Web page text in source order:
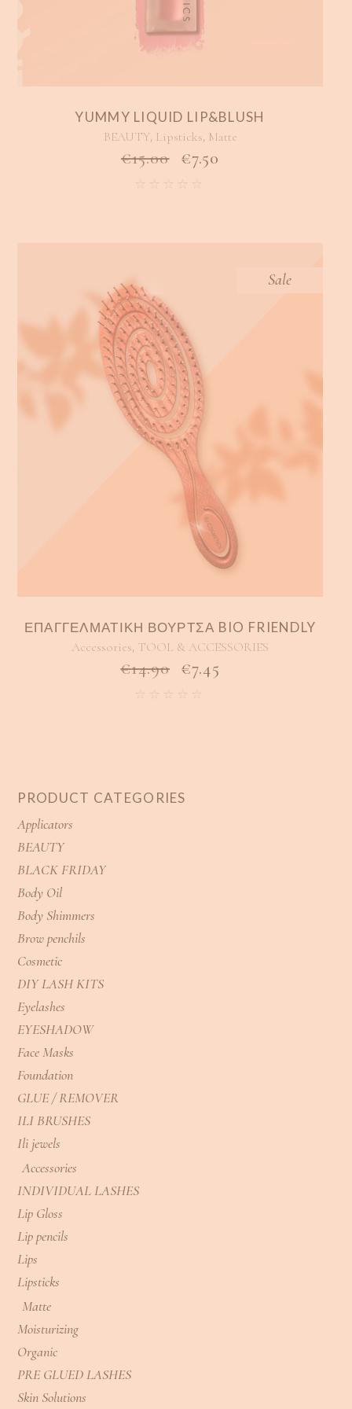
YUMMY LIQUID LIP&BLUSH
BEAUTY, Lipsticks, Matte
€15.00 €7.50
Sale
ΕΠΑΓΓΕΛΜΑΤΙΚΗ ΒΟΥΡΤΣΑ BIO FRIENDLY
Accessories, TOOL & ACCESSORIES
€14.90 €7.45
PRODUCT CATEGORIES
Applicators
BEAUTY
BLACK FRIDAY
Body Oil
Body Shimmers
Brow penchils
Cosmetic
DIY LASH KITS
Eyelashes
EYESHADOW
Face Masks
Foundation
GLUE / REMOVER
ILI BRUSHES
Ili jewels
Accessories
INDIVIDUAL LASHES
Lip Gloss
Lip pencils
Lips
Lipsticks
Matte
Moisturizing
Organic
PRE GLUED LASHES
Skin Solutions